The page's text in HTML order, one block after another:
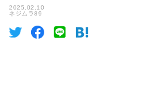
2025.02.10
ネジムラ89